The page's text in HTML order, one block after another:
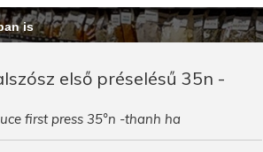
is
első préselésű 35n -
first press 35°n -thanh ha